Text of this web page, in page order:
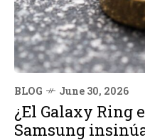
BLOG June 30, 2026
¿El Galaxy Ring
Samsung